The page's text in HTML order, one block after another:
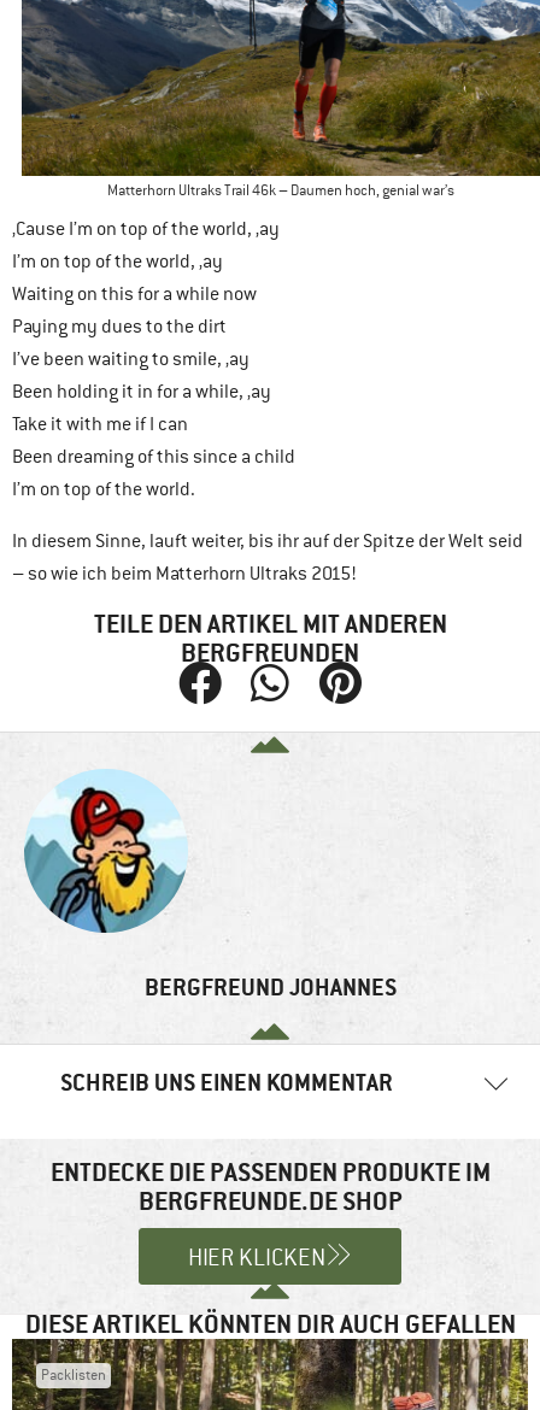
Matterhorn Ultraks Trail 46k – Daumen hoch, genial war’s
‚Cause I’m on top of the world, ‚ay
I’m on top of the world, ‚ay
Waiting on this for a while now
Paying my dues to the dirt
I’ve been waiting to smile, ‚ay
Been holding it in for a while, ‚ay
Take it with me if I can
Been dreaming of this since a child
I’m on top of the world.
In diesem Sinne, lauft weiter, bis ihr auf der Spitze der Welt seid
– so wie ich beim Matterhorn Ultraks 2015!
TEILE DEN ARTIKEL MIT ANDEREN
BERGFREUNDEN
BERGFREUND JOHANNES
SCHREIB UNS EINEN KOMMENTAR
Felder sind mit*markiert
ENTDECKE DIE PASSENDEN PRODUKTE IM
BERGFREUNDE.DE SHOP
HIER KLICKEN
DIESE ARTIKEL KÖNNTEN DIR AUCH GEFALLEN
Packlisten